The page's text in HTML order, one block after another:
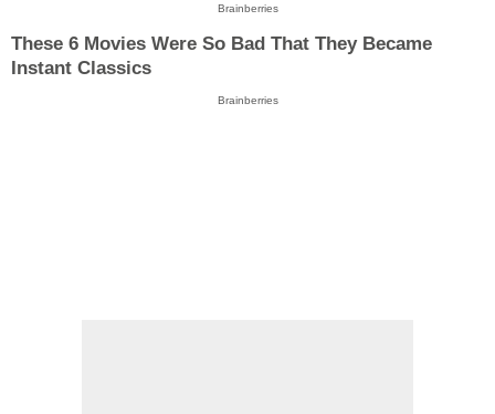
Brainberries
These 6 Movies Were So Bad That They Became
Instant Classics
Brainberries